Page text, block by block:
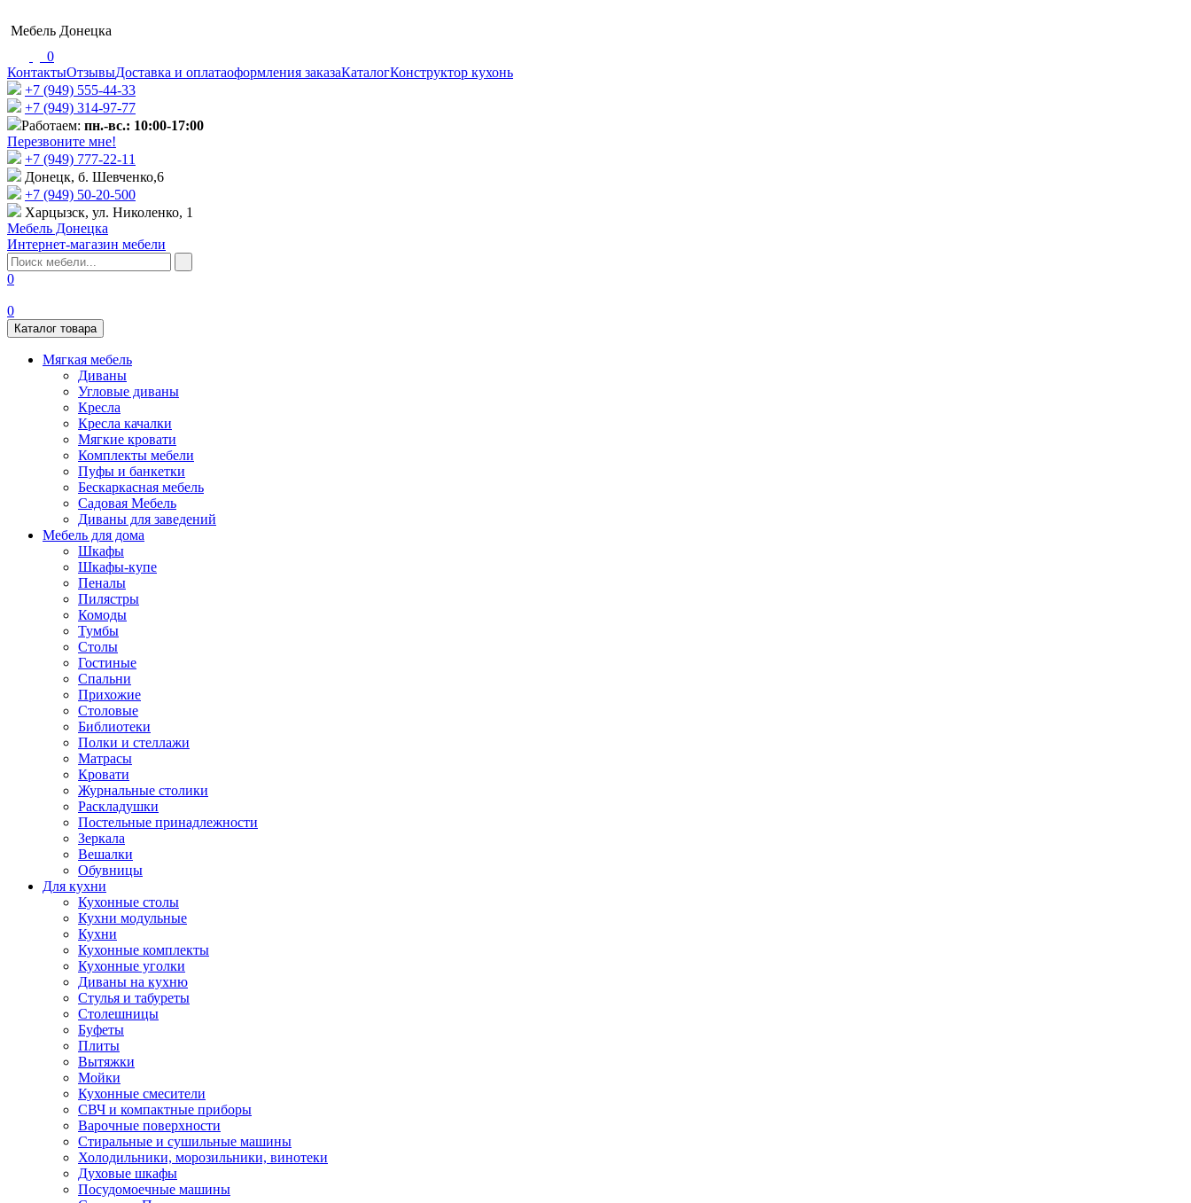
Мебель Донецка
0
КонтактыОтзывыДоставка и оплатаоформления заказаКаталогКонструктор кухонь
+7 (949) 555-44-33
+7 (949) 314-97-77
Работаем: пн.-вс.: 10:00-17:00
Перезвоните мне!
+7 (‎949) 777-22-11
Донецк, б. Шевченко,6
+7 (949) 50-20-500
Харцызск, ул. Николенко, 1
Мебель Донецка
Интернет-магазин мебели
0
0
Каталог товара
Мягкая мебель
Диваны
Угловые диваны
Кресла
Кресла качалки
Мягкие кровати
Комплекты мебели
Пуфы и банкетки
Бескаркасная мебель
Садовая Мебель
Диваны для заведений
Мебель для дома
Шкафы
Шкафы-купе
Пеналы
Пилястры
Комоды
Тумбы
Столы
Гостиные
Спальни
Прихожие
Столовые
Библиотеки
Полки и стеллажи
Матрасы
Кровати
Журнальные столики
Раскладушки
Постельные принадлежности
Зеркала
Вешалки
Обувницы
Для кухни
Кухонные столы
Кухни модульные
Кухни
Кухонные комплекты
Кухонные уголки
Диваны на кухню
Стулья и табуреты
Столешницы
Буфеты
Плиты
Вытяжки
Мойки
Кухонные смесители
СВЧ и компактные приборы
Варочные поверхности
Стиральные и сушильные машины
Холодильники, морозильники, винотеки
Духовые шкафы
Посудомоечные машины